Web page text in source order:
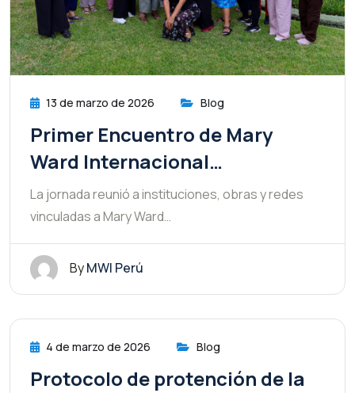
13 de marzo de 2026 Blog
Primer Encuentro de Mary
Ward Internacional…
La jornada reunió a instituciones, obras y redes
vinculadas a Mary Ward…
ByMWI Perú
4 de marzo de 2026 Blog
Protocolo de protención de la